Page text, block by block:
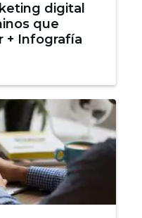
digital
que
+ Infografía